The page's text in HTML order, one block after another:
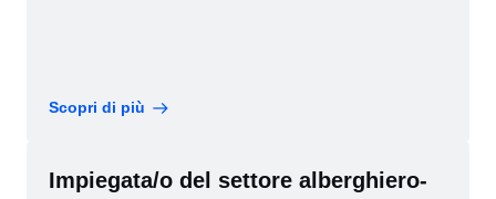
Scopri di più
Impiegata/o del settore alberghiero-